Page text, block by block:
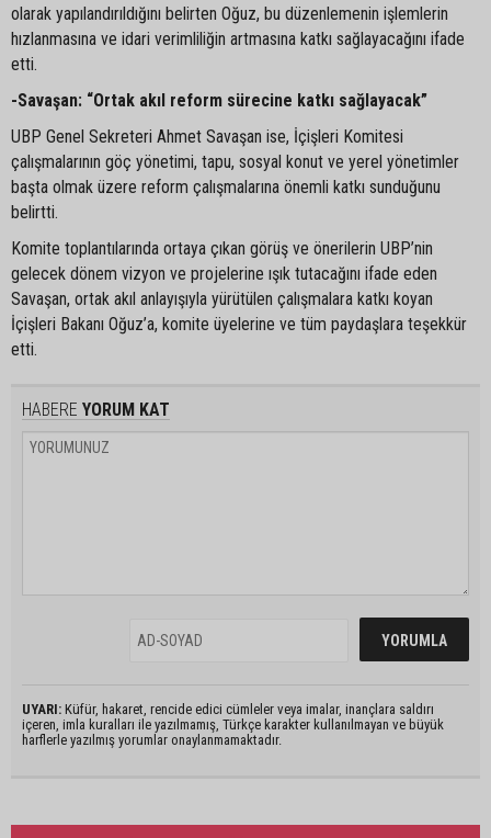
olarak yapılandırıldığını belirten Oğuz, bu düzenlemenin işlemlerin
hızlanmasına ve idari verimliliğin artmasına katkı sağlayacağını ifade
etti.
-Savaşan: “Ortak akıl reform sürecine katkı sağlayacak”
UBP Genel Sekreteri Ahmet Savaşan ise, İçişleri Komitesi
çalışmalarının göç yönetimi, tapu, sosyal konut ve yerel yönetimler
başta olmak üzere reform çalışmalarına önemli katkı sunduğunu
belirtti.
Komite toplantılarında ortaya çıkan görüş ve önerilerin UBP’nin
gelecek dönem vizyon ve projelerine ışık tutacağını ifade eden
Savaşan, ortak akıl anlayışıyla yürütülen çalışmalara katkı koyan
İçişleri Bakanı Oğuz’a, komite üyelerine ve tüm paydaşlara teşekkür
etti.
HABERE YORUM KAT
UYARI: Küfür, hakaret, rencide edici cümleler veya imalar, inançlara saldırı
içeren, imla kuralları ile yazılmamış, Türkçe karakter kullanılmayan ve büyük
harflerle yazılmış yorumlar onaylanmamaktadır.